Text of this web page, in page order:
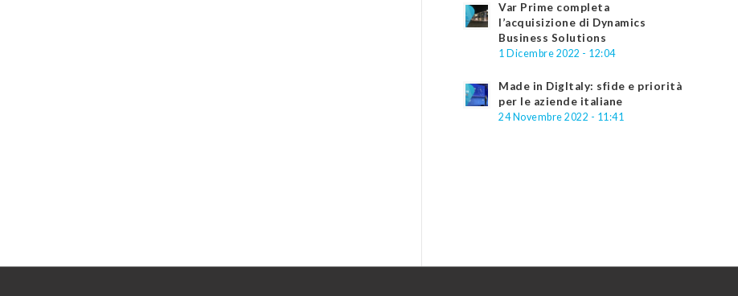
Var Prime completa
l’acquisizione di Dynamics
Business Solutions
1 Dicembre 2022 - 12:04
Made in DigItaly: sfide e priorità
per le aziende italiane
24 Novembre 2022 - 11:41